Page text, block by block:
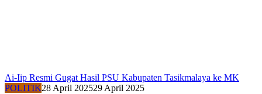
Ai-Iip Resmi Gugat Hasil PSU Kabupaten Tasikmalaya ke MK
POLITIK28 April 202529 April 2025